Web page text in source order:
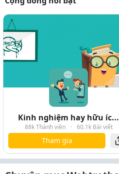
Kinh nghiệm hay hữu íc...
88k Thành viên · 60.1k Bài viết
Tham gia